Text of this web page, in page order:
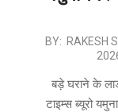
2026-
BY: RAKESH
बड़े घराने के
टाइम्स ब्यूरो